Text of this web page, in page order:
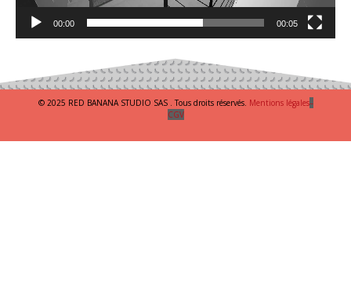
00:00 00:05
© 2025 RED BANANA STUDIO SAS . Tous droits réservés. Mentions légales–
CGV